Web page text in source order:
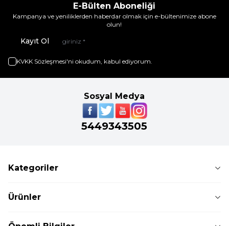
E-Bülten Aboneliği
Kampanya ve yeniliklerden haberdar olmak için e-bültenimize abone
olun!
Kayıt Ol
KVKK Sözleşmesi'ni okudum, kabul ediyorum.
Sosyal Medya
5449343505
Kategoriler
Ürünler